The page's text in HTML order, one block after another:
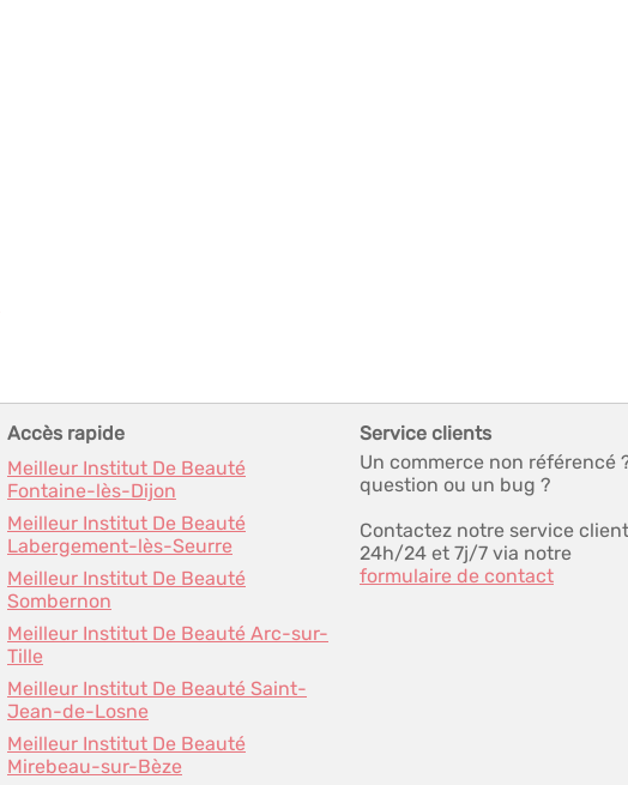
Accès rapide
Meilleur Institut De Beauté
Fontaine-lès-Dijon
Meilleur Institut De Beauté
Labergement-lès-Seurre
Meilleur Institut De Beauté
Sombernon
Meilleur Institut De Beauté Arc-sur-
Tille
Meilleur Institut De Beauté Saint-
Jean-de-Losne
Meilleur Institut De Beauté
Mirebeau-sur-Bèze
Service clients
Un commerce non référencé
question ou un bug ?
Contactez notre service client
24h/24 et 7j/7 via notre
formulaire de contact